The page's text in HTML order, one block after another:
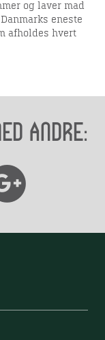
og laver mad
eneste
afholdes hvert
andre: